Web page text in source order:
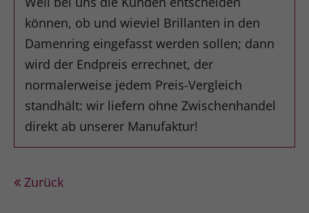
können, ob und wieviel Brillanten in den
Damenring eingefasst werden sollen; dann
wird der Endpreis errechnet, der
normalerweise jedem Preis-Vergleich
standhält: wir liefern ohne Zwischenhandel
direkt ab unserer Manufaktur!
Zurück